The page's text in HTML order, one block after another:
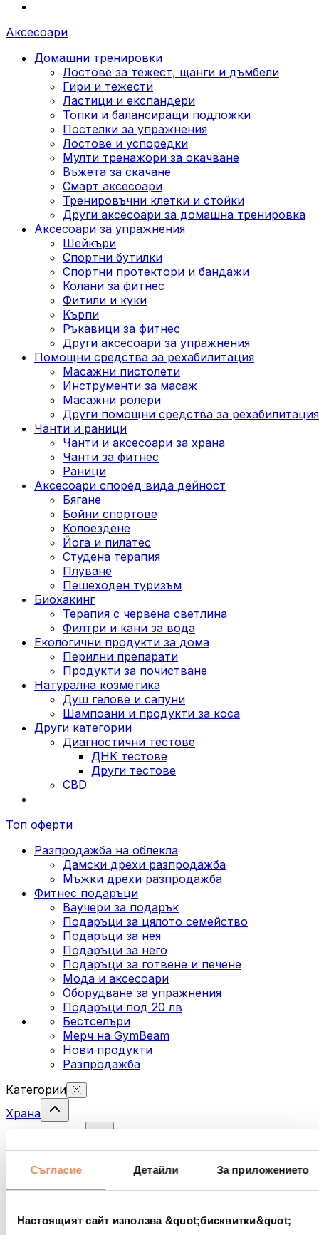
Съгласие Детайли За приложението
Настоящият сайт използва &quot;бисквитки&quot;
Аксесоари
Домашни тренировки
Лостове за тежест, щанги и дъмбели
Гири и тежести
Ластици и експандери
Топки и балансиращи подложки
Постелки за упражнения
Лостове и успоредки
Мулти тренажори за окачване
Въжета за скачане
Смарт аксесоари
Тренировъчни клетки и стойки
Други аксесоари за домашна тренировка
Аксесоари за упражнения
Шейкъри
Спортни бутилки
Спортни протектори и бандажи
Колани за фитнес
Фитили и куки
Кърпи
Ръкавици за фитнес
Други аксесоари за упражнения
Помощни средства за рехабилитация
Масажни пистолети
Инструменти за масаж
Масажни ролери
Други помощни средства за рехабилитация
Чанти и раници
Чанти и аксесоари за храна
Чанти за фитнес
Раници
Аксесоари според вида дейност
Бягане
Бойни спортове
Колоездене
Йога и пилатес
Студена терапия
Плуване
Пешеходен туризъм
Биохакинг
Терапия с червена светлина
Филтри и кани за вода
Екологични продукти за дома
Перилни препарати
Продукти за почистване
Натурална козметика
Душ гелове и сапуни
Шампоани и продукти за коса
Други категории
Диагностични тестове
ДНК тестове
Други тестове
CBD
Топ оферти
Разпродажба на облекла
Дамски дрехи разпродажба
Мъжки дрехи разпродажба
Фитнес подаръци
Ваучери за подарък
Подаръци за цялото семейство
Подаръци за нея
Подаръци за него
Подаръци за готвене и печене
Мода и аксесоари
Оборудване за упражнения
Подаръци под 20 лв
Бестселъри
Мерч на GymBeam
Нови продукти
Разпродажба
Категории
Храна
Фитнес храна
Ядки
Семена
Спредове и кремове за мазане
Риба
Яйца